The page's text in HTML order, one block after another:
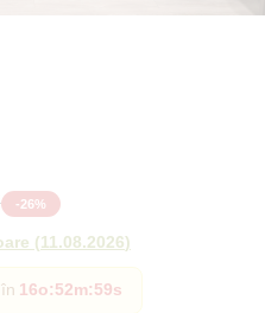
-26%
(11.08.2026)
16o:52m:58s